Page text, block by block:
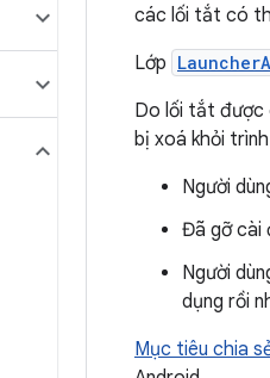
các lối tắt có
Lớp
Do lối tắt được
bị xoá khỏi
Người
Đã gỡ cài
Người
dụng rồi
Mục tiêu chia